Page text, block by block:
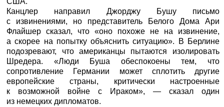
Канцлер направил Джорджу Бушу письмо
с извинениями, но представитель Белого Дома Ари
Флайшер сказал, что «оно похоже не на извинение,
а скорее на попытку объяснить ситуацию». В Берлине
подозревают, что американцы пытаются изолировать
Шредера. «Люди Буша обеспокоены тем, что
сопротивление Германии может сплотить другие
европейские страны, критически настроенные
к возможной войне с Ираком», — сказал один
из немецких дипломатов.